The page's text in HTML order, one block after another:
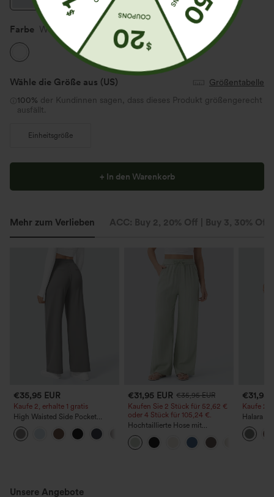
Farbe Weiß
Wähle die Größe aus (US)
Größentabelle
100% der Kundinnen sagen, dass dieses Produkt größengerecht
ausfällt.
Einheitsgröße
+ In den Warenkorb
Mehr zum Verlieben ACC: Buy 2, 20% Off | Buy 3, 30% Off
€35,95 EUR
Kaufe 2, erhalte 1 gratis
High Waisted Side Pocket
Straight Leg Work Pants
€31,95 EUR €35,95 EUR
Kaufen Sie 2 Stück für 52,62 €
oder 4 Stück für 105,24 €.
Hochtaillierte Hose mit
Kordelzug und Taschen, weitem
Bein, lässig und locker in
Leinenoptik
€31,95
Kaufe 2,
Halara
Unsere Angebote